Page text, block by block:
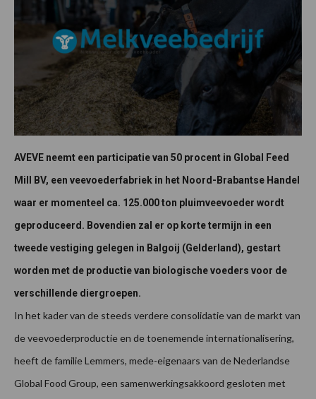
AVEVE neemt een participatie van 50 procent in Global Feed
Mill BV, een veevoederfabriek in het Noord-Brabantse Handel
waar er momenteel ca. 125.000 ton pluimveevoeder wordt
geproduceerd. Bovendien zal er op korte termijn in een
tweede vestiging gelegen in Balgoij (Gelderland), gestart
worden met de productie van biologische voeders voor de
verschillende diergroepen.
In het kader van de steeds verdere consolidatie van de markt van
de veevoederproductie en de toenemende internationalisering,
heeft de familie Lemmers, mede-eigenaars van de Nederlandse
Global Food Group, een samenwerkingsakkoord gesloten met